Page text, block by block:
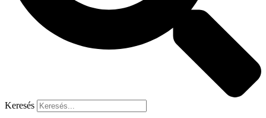
Keresés